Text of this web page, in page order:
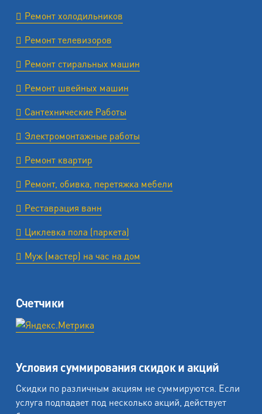
Ремонт холодильников
Ремонт телевизоров
Ремонт стиральных машин
Ремонт швейных машин
Сантехнические Работы
Электромонтажные работы
Ремонт квартир
Ремонт, обивка, перетяжка мебели
Реставрация ванн
Циклевка пола (паркета)
Муж (мастер) на час на дом
Счетчики
Условия суммирования скидок и акций
Скидки по различным акциям не суммируются. Если
услуга подпадает под несколько акций, действует